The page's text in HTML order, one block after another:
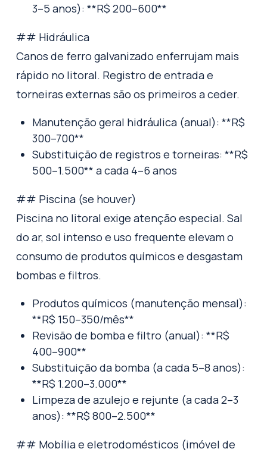
3–5 anos): **R$ 200–600**
## Hidráulica
Canos de ferro galvanizado enferrujam mais
rápido no litoral. Registro de entrada e
torneiras externas são os primeiros a ceder.
Manutenção geral hidráulica (anual): **R$
300–700**
Substituição de registros e torneiras: **R$
500–1.500** a cada 4–6 anos
## Piscina (se houver)
Piscina no litoral exige atenção especial. Sal
do ar, sol intenso e uso frequente elevam o
consumo de produtos químicos e desgastam
bombas e filtros.
Produtos químicos (manutenção mensal):
**R$ 150–350/mês**
Revisão de bomba e filtro (anual): **R$
400–900**
Substituição da bomba (a cada 5–8 anos):
**R$ 1.200–3.000**
Limpeza de azulejo e rejunte (a cada 2–3
anos): **R$ 800–2.500**
## Mobília e eletrodomésticos (imóvel de